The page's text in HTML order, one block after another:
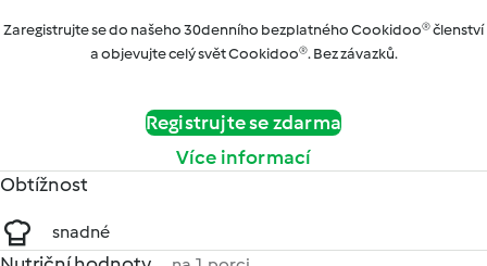
Zaregistrujte se do našeho 30denního bezplatného Cookidoo® členství
a objevujte celý svět Cookidoo®. Bez závazků.
Registrujte se zdarma
Více informací
Obtížnost
snadné